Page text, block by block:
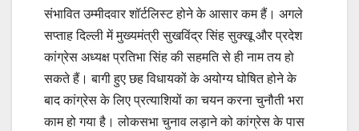
संभावित उम्मीदवार शॉर्टलिस्ट होने के आसार कम हैं। अगले
सप्ताह दिल्ली में मुख्यमंत्री सुखविंद्र सिंह सुक्खू और प्रदेश
कांग्रेस अध्यक्ष प्रतिभा सिंह की सहमति से ही नाम तय हो
सकते हैं। बागी हुए छह विधायकों के अयोग्य घोषित होने के
बाद कांग्रेस के लिए प्रत्याशियों का चयन करना चुनौती भरा
काम हो गया है। लोकसभा चुनाव लड़ाने को कांग्रेस के पास